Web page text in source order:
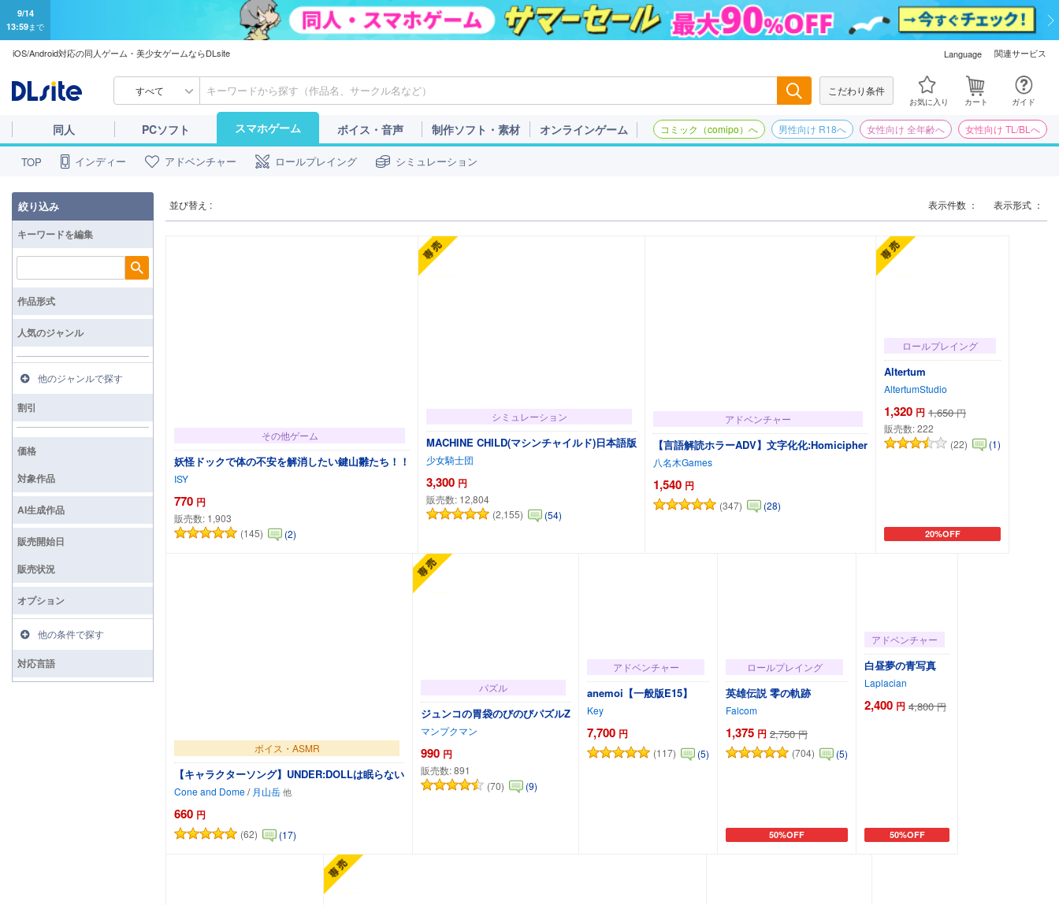
9/14
13:59まで
iOS/Android対応の同人ゲーム・美少女ゲームならDLsite Language 関連サービス
すべて こだわり条件
お気に入り カート ガイド
同人 PCソフト スマホゲーム ボイス・音声 制作ソフト・素材 オンラインゲーム コミック（comipo）へ 男性向け R18へ 女性向け 全年齢へ 女性向け TL/BLへ
TOP インディー アドベンチャー ロールプレイング シミュレーション
並び替え : 表示形式 ：
表示件数 ：
その他ゲーム
妖怪ドックで体の不安を解消したい鍵山雛たち！！
ISY
770 円
販売数: 1,903
(145)
(2)
カートに追加
シミュレーション
MACHINE CHILD(マシンチャイルド)日本語版
少女騎士団
3,300 円
販売数: 12,804
(2,155)
(54)
アドベンチャー
【言語解読ホラーADV】文字化化:Homicipher
八名木Games
1,540 円
(347) (28)
ロールプレイング
Altertum
AltertumStudio
1,320 円 1,650 円
販売数:222
(22)
(1)
20%OFF
カートに追加
ボイス・ASMR
【キャラクターソング】UNDER:DOLLは眠らない
Cone and Dome/ 月山岳
660 円
(62) (17)
カートに追加
パズル
ジュンコの胃袋のびのびパズルZ
マンプクマン
990 円
販売数:891
(70)
(9)
アドベンチャー
anemoi【一般版E15】
Key
7,700 円
(117) (5)
ロールプレイング
英雄伝説 零の軌跡
Falcom
1,375 円 2,750 円
(704)
(5)
50%OFF
カートに追加
アドベンチャー
白昼夢の青写真
Laplacian
2,400 円 4,800 円
50%OFF
カートに追加
絞り込み
キーワードを編集
検索
作品形式
人気のジャンル
他のジャンルで探す
割引
価格
対象作品
AI生成作品
販売開始日
販売状況
オプション
他の条件で探す
対応言語